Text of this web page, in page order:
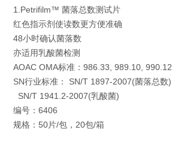
1.Petrifilm™ 菌落总数测试片
红色指示剂使读数更方便准确
48小时确认菌落数
亦适用乳酸菌检测
AOAC OMA标准：986.33, 989.10, 990.12
SN行业标准： SN/T 1897-2007(菌落总数)
SN/T 1941.2-2007(乳酸菌)
编号：6406
规格：50片/包，20包/箱